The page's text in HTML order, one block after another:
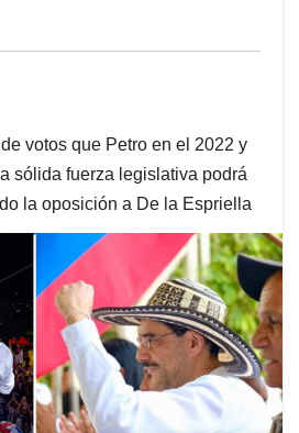
votos que Petro en el 2022 y
sólida fuerza legislativa podrá
la oposición a De la Espriella